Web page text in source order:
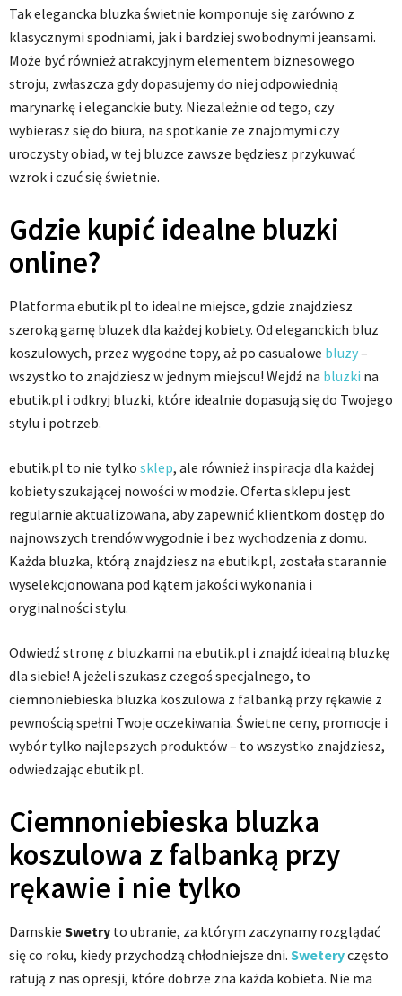
Tak elegancka bluzka świetnie komponuje się zarówno z
klasycznymi spodniami, jak i bardziej swobodnymi jeansami.
Może być również atrakcyjnym elementem biznesowego
stroju, zwłaszcza gdy dopasujemy do niej odpowiednią
marynarkę i eleganckie buty. Niezależnie od tego, czy
wybierasz się do biura, na spotkanie ze znajomymi czy
uroczysty obiad, w tej bluzce zawsze będziesz przykuwać
wzrok i czuć się świetnie.
Gdzie kupić idealne bluzki
online?
Platforma ebutik.pl to idealne miejsce, gdzie znajdziesz
szeroką gamę bluzek dla każdej kobiety. Od eleganckich bluz
koszulowych, przez wygodne topy, aż po casualowe bluzy–
wszystko to znajdziesz w jednym miejscu! Wejdź na bluzki na
ebutik.pl i odkryj bluzki, które idealnie dopasują się do Twojego
stylu i potrzeb.
ebutik.pl to nie tylko sklep, ale również inspiracja dla każdej
kobiety szukającej nowości w modzie. Oferta sklepu jest
regularnie aktualizowana, aby zapewnić klientkom dostęp do
najnowszych trendów wygodnie i bez wychodzenia z domu.
Każda bluzka, którą znajdziesz na ebutik.pl, została starannie
wyselekcjonowana pod kątem jakości wykonania i
oryginalności stylu.
Odwiedź stronę z bluzkami na ebutik.pl i znajdź idealną bluzkę
dla siebie! A jeżeli szukasz czegoś specjalnego, to
ciemnoniebieska bluzka koszulowa z falbanką przy rękawie z
pewnością spełni Twoje oczekiwania. Świetne ceny, promocje i
wybór tylko najlepszych produktów – to wszystko znajdziesz,
odwiedzając ebutik.pl.
Ciemnoniebieska bluzka
koszulowa z falbanką przy
rękawie i nie tylko
Damskie Swetry to ubranie, za którym zaczynamy rozglądać
się co roku, kiedy przychodzą chłodniejsze dni. Sweteryczęsto
ratują z nas opresji, które dobrze zna każda kobieta. Nie ma